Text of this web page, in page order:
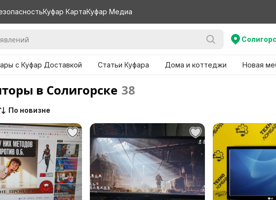
Куфар КартаКуфар Медиа
с Куфар Доставкой Статьи Куфара Дома и коттеджи Новая
в Солигорске 38
По новизне